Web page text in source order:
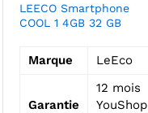
LEECO Smartphone
COOL 1 4GB 32 GB
Marque LeEco
Garantie
12 mois
YouShop